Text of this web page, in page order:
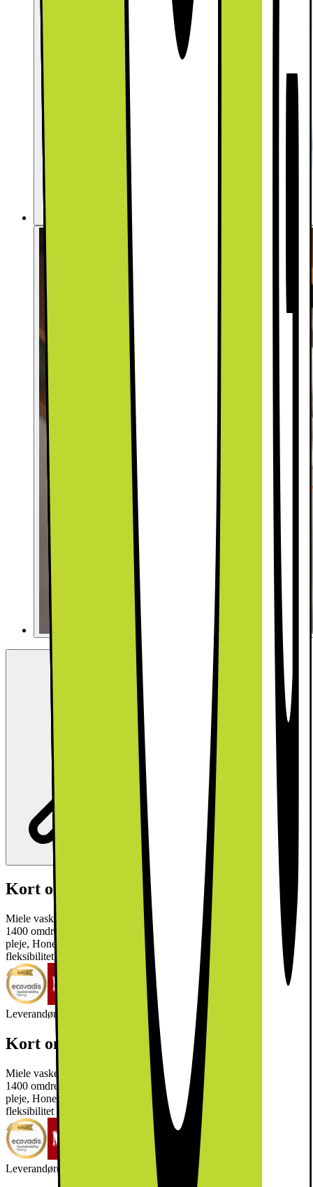
Kort om produktet
Miele vaskemaskine WWA120 WCS 8kg Active tilbyder effektiv
1400 omdrejninger centrifugering, CapDosing for skræddersyet
pleje, Honeycomb-tromle for skånsom vask og AddLoad for
fleksibilitet i et elegant hvidt design.
Læs mere om produktet
Leverandørens EcoVadis-score Læs mere om EcoVadis
Kort om produktet
Miele vaskemaskine WWA120 WCS 8kg Active tilbyder effektiv
1400 omdrejninger centrifugering, CapDosing for skræddersyet
pleje, Honeycomb-tromle for skånsom vask og AddLoad for
fleksibilitet i et elegant hvidt design.
Læs mere om produktet
Leverandørens EcoVadis-score Læs mere om EcoVadis